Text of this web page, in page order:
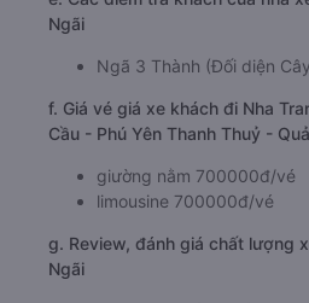
Ngãi
Ngã 3 Thành (Đối diện
f. Giá vé giá xe khách đi Nha
Cầu - Phú Yên Thanh Thuỷ -
giường nằm 700000đ/vé
limousine 700000đ/vé
g. Review, đánh giá chất lượng
Ngãi